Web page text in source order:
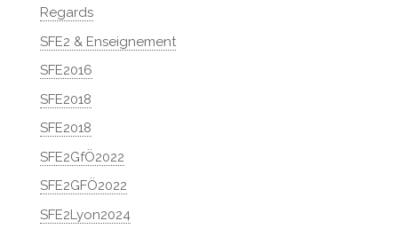
Regards
SFE2 & Enseignement
SFE2016
SFE2018
SFE2018
SFE2GfÖ2022
SFE2GFÖ2022
SFE2Lyon2024